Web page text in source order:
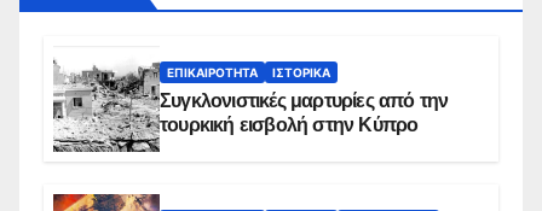
ΕΠΙΚΑΙΡΌΤΗΤΑ ΙΣΤΟΡΙΚΆ
Συγκλονιστικές μαρτυρίες από την
τουρκική εισβολή στην Κύπρο